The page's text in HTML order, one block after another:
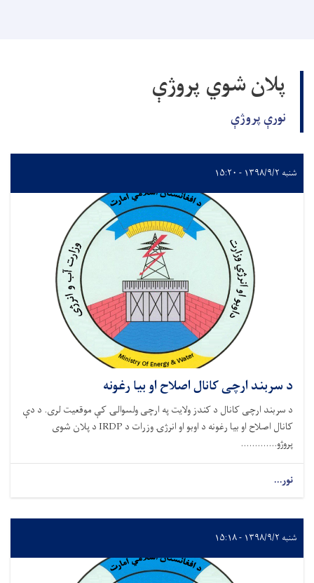
پلان شوي پروژې
نورې پروژې
شنبه ۱۳۹۸/۹/۲ - ۱۵:۲۰
د سربند ارچی کانال اصلاح او بیا رغونه
د سربند ارچی کانال د کندز ولایت په ارچی ولسوالۍ کې موقعیت لری. د دې
کانال اصلاح او بیا رغونه د اوبو او انرژۍ وزرات د IRDP د پلان شوی
پروژو.............
نور...
شنبه ۱۳۹۸/۹/۲ - ۱۵:۱۸